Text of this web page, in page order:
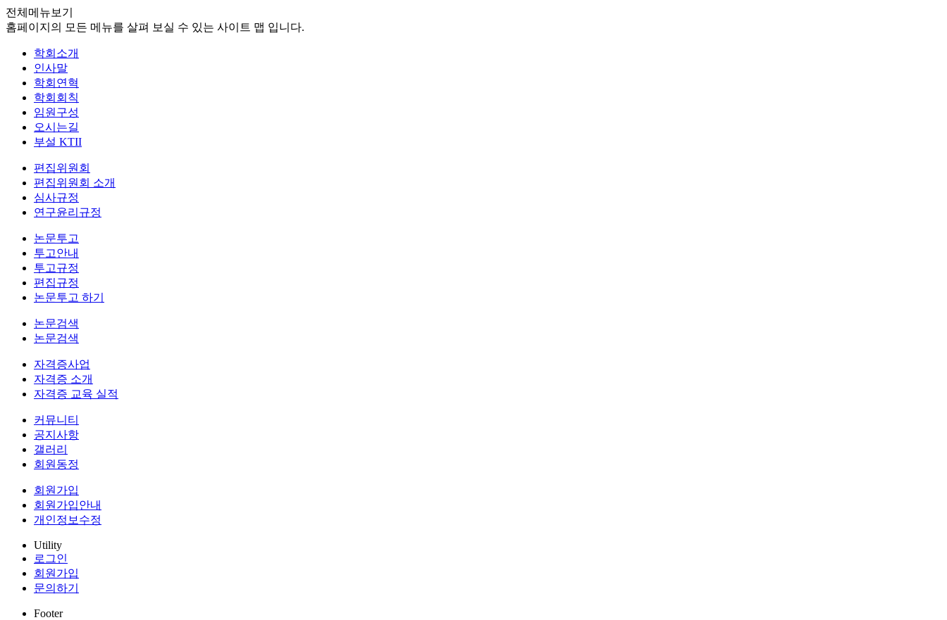
전체메뉴보기
홈페이지의 모든 메뉴를 살펴 보실 수 있는 사이트 맵 입니다.
학회소개
인사말
학회연혁
학회회칙
임원구성
오시는길
부설 KTII
편집위원회
편집위원회 소개
심사규정
연구윤리규정
논문투고
투고안내
투고규정
편집규정
논문투고 하기
논문검색
논문검색
자격증사업
자격증 소개
자격증 교육 실적
커뮤니티
공지사항
갤러리
회원동정
회원가입
회원가입안내
개인정보수정
Utility
로그인
회원가입
문의하기
Footer